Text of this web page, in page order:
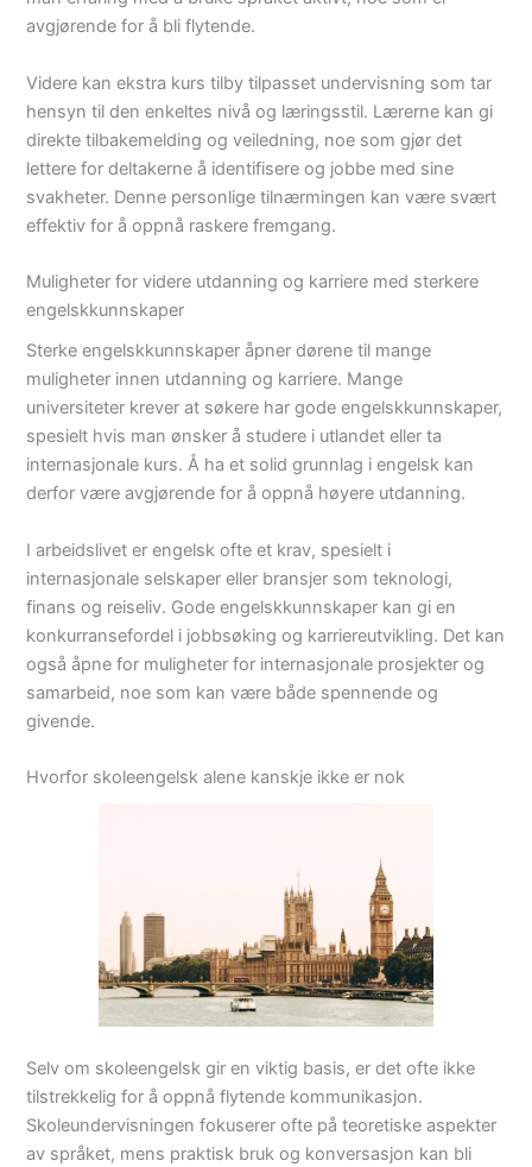
avgjørende for å bli flytende.
Videre kan ekstra kurs tilby tilpasset undervisning som tar
hensyn til den enkeltes nivå og læringsstil. Lærerne kan gi
direkte tilbakemelding og veiledning, noe som gjør det
lettere for deltakerne å identifisere og jobbe med sine
svakheter. Denne personlige tilnærmingen kan være svært
effektiv for å oppnå raskere fremgang.
Muligheter for videre utdanning og karriere med sterkere
engelskkunnskaper
Sterke engelskkunnskaper åpner dørene til mange
muligheter innen utdanning og karriere. Mange
universiteter krever at søkere har gode engelskkunnskaper,
spesielt hvis man ønsker å studere i utlandet eller ta
internasjonale kurs. Å ha et solid grunnlag i engelsk kan
derfor være avgjørende for å oppnå høyere utdanning.
I arbeidslivet er engelsk ofte et krav, spesielt i
internasjonale selskaper eller bransjer som teknologi,
finans og reiseliv. Gode engelskkunnskaper kan gi en
konkurransefordel i jobbsøking og karriereutvikling. Det kan
også åpne for muligheter for internasjonale prosjekter og
samarbeid, noe som kan være både spennende og
givende.
Hvorfor skoleengelsk alene kanskje ikke er nok
Selv om skoleengelsk gir en viktig basis, er det ofte ikke
tilstrekkelig for å oppnå flytende kommunikasjon.
Skoleundervisningen fokuserer ofte på teoretiske aspekter
av språket, mens praktisk bruk og konversasjon kan bli